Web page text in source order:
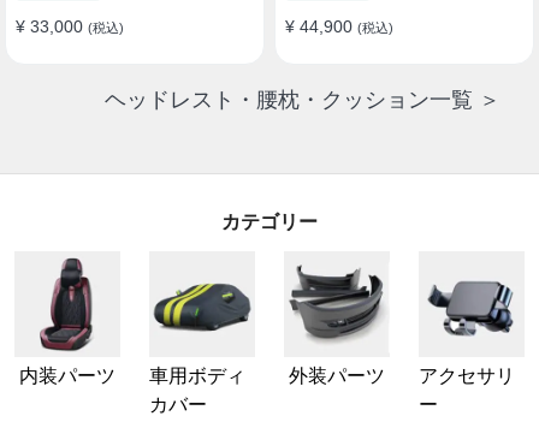
¥ 33,000 (税込) ¥ 44,900 (税込)
ヘッドレスト・腰枕・クッション一覧 ＞
カテゴリー
内装パーツ
車用ボディ
カバー
外装パーツ
アクセサリ
ー